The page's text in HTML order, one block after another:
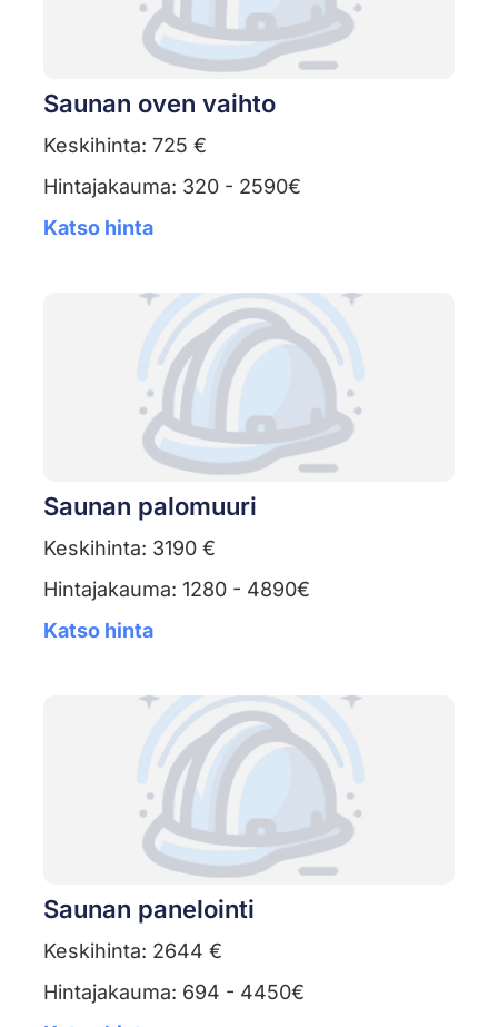
Saunan oven vaihto
Keskihinta: 725 €
Hintajakauma: 320 - 2590€
Katso hinta
Saunan palomuuri
Keskihinta: 3190 €
Hintajakauma: 1280 - 4890€
Katso hinta
Saunan panelointi
Keskihinta: 2644 €
Hintajakauma: 694 - 4450€